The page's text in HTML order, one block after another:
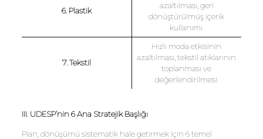
6. Plastik
azaltılması, geri
dönüştürülmüş içerik
kullanımı.
7. Tekstil
Hızlı moda etkisinin
azaltılması, tekstil atıklarının
toplanması ve
değerlendirilmesi.
III. UDESP’nin 6 Ana Stratejik Başlığı
Plan, dönüşümü sistematik hale getirmek için 6 temel